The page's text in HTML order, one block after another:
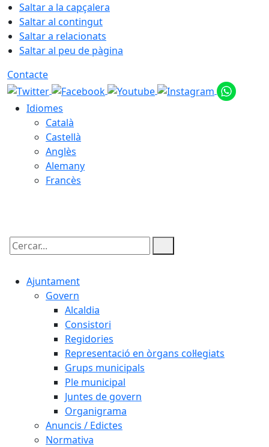
Saltar a la capçalera
Saltar al contingut
Saltar a relacionats
Saltar al peu de pàgina
Contacte
Idiomes
Català
Castellà
Anglès
Alemany
Francès
Cercar:
Ajuntament
Govern
Alcaldia
Consistori
Regidories
Representació en òrgans col·legiats
Grups municipals
Ple municipal
Juntes de govern
Organigrama
Anuncis / Edictes
Normativa